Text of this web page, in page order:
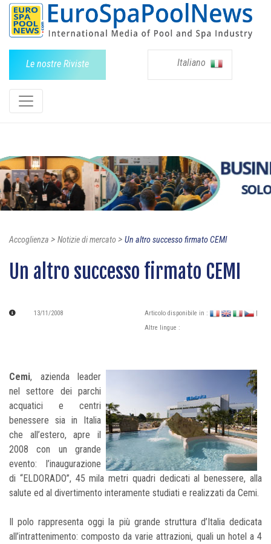
Le nostre Riviste Italiano
Accoglienza > Notizie di mercato > Un altro successo firmato CEMI
Un altro successo firmato CEMI
13/11/2008 Articolo disponibile in :
|
Altre lingue :
Cemi, azienda leader
nel settore dei parchi
acquatici e centri
benessere sia in Italia
che all’estero, apre il
2008 con un grande
evento: l’inaugurazione
di “ELDORADO”, 45 mila metri quadri dedicati al benessere, alla
salute ed al divertimento interamente studiati e realizzati da Cemi.
Il polo rappresenta oggi la più grande struttura d’Italia dedicata
all’intrattenimento: composto da varie attrazioni, quali un hotel a 4